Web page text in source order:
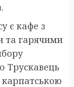
є кафе з
та гарячими
Трускавець